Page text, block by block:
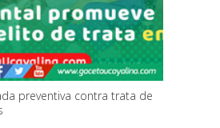
preventiva contra trata de